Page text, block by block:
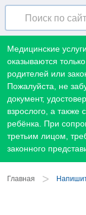
Медицинские
оказываются
родителей или
Пожалуйста, не
документ,
взрослого, а также
ребёнка. При
третьим лицом,
законного
Главная >